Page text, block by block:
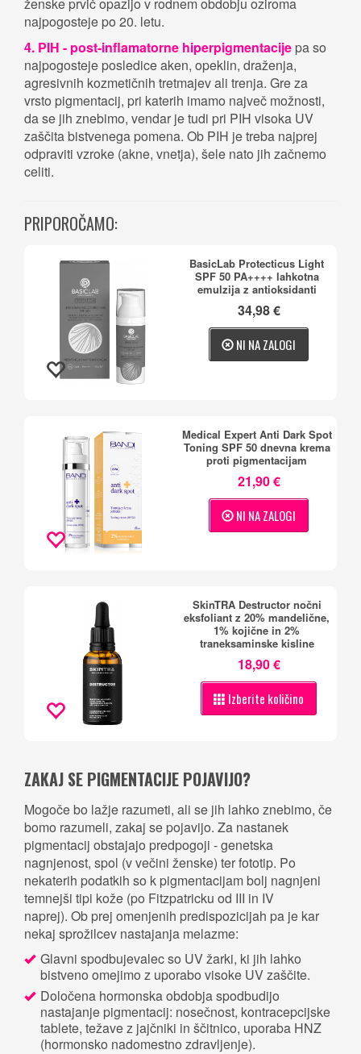
najpogosteje po 20. letu.
4. PIH - post-inflamatorne hiperpigmentacije pa so
najpogosteje posledice aken, opeklin, draženja,
agresivnih kozmetičnih tretmajev ali trenja. Gre za
vrsto pigmentacij, pri katerih imamo največ možnosti,
da se jih znebimo, vendar je tudi pri PIH visoka UV
zaščita bistvenega pomena. Ob PIH je treba najprej
odpraviti vzroke (akne, vnetja), šele nato jih začnemo
celiti.
PRIPOROČAMO:
BasicLab Protecticus Light
SPF 50 PA++++ lahkotna
emulzija z antioksidanti
34,98 €
NI NA ZALOGI
Medical Expert Anti Dark Spot
Toning SPF 50 dnevna krema
proti pigmentacijam
21,90 €
NI NA ZALOGI
SkinTRA Destructor nočni
eksfoliant z 20% mandelične,
1% kojične in 2%
traneksaminske kisline
18,90 €
Izberite količino
ZAKAJ SE PIGMENTACIJE POJAVIJO?
Mogoče bo lažje razumeti, ali se jih lahko znebimo, če
bomo razumeli, zakaj se pojavijo. Za nastanek
pigmentacij obstajajo predpogoji - genetska
nagnjenost, spol (v večini ženske) ter fototip. Po
nekaterih podatkih so k pigmentacijam bolj nagnjeni
temnejši tipi kože (po Fitzpatricku od III in IV
naprej). Ob prej omenjenih predispozicijah pa je kar
nekaj sprožilcev nastajanja melazme:
Glavni spodbujevalec so UV žarki, ki jih lahko
bistveno omejimo z uporabo visoke UV zaščite.
Določena hormonska obdobja spodbudijo
nastajanje pigmentacij: nosečnost, kontracepcijske
tablete, težave z jajčniki in ščitnico, uporaba HNZ
(hormonsko nadomestno zdravljenje).